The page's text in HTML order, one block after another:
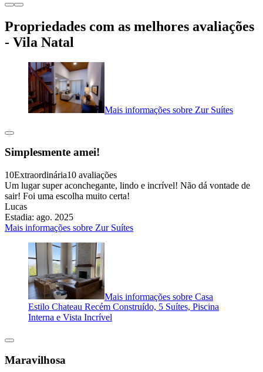
Propriedades com as melhores avaliações
- Vila Natal
Mais informações sobre Zur Suítes
Simplesmente amei!
10Extraordinária10 avaliações
Um lugar super aconchegante, lindo e incrível! Não dá vontade de
sair! Foi uma escolha muito certa!
Lucas
Estadia: ago. 2025
Mais informações sobre Zur Suítes
Mais informações sobre Casa
Estilo Chateau Recém Construído, 5 Suítes, Piscina
Interna e Vista Incrível
Maravilhosa